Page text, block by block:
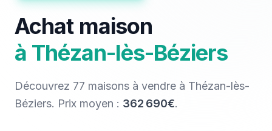
Achat maison
à Thézan-lès-Béziers
Découvrez 77 maisons à vendre à Thézan-lès-
Béziers. Prix moyen : 362 690€.